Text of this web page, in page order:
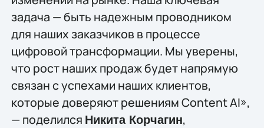
задача — быть надежным проводником
для наших заказчиков в процессе
цифровой трансформации. Мы уверены,
что рост наших продаж будет напрямую
связан с успехами наших клиентов,
которые доверяют решениям Content AI»,
— поделился Никита Корчагин,